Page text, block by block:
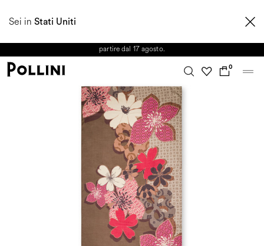
Sei in Stati Uniti
AUTUNNO/INVERNO 2026. Dall'8 al 16 agosto il Servizio Clienti non sarà
partire dal 17 agosto.
0